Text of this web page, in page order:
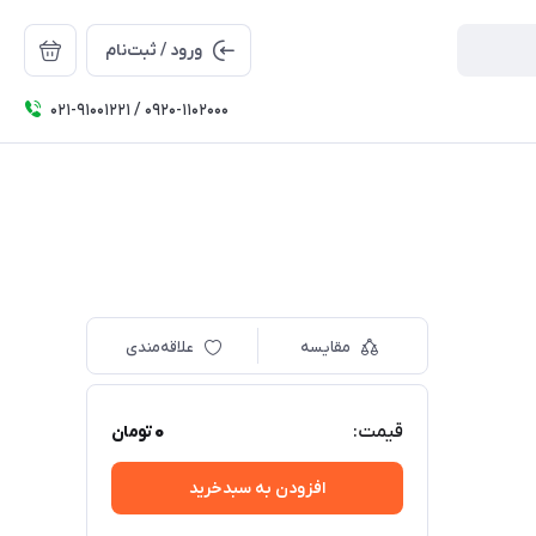
ورود / ثبت‌نام
۰۲۱-91001221 / 0920-1102000
مقایسه علاقه‌مندی
قیمت: 0تومان
افزودن به سبدخرید